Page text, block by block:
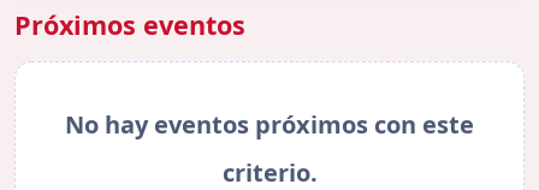
Próximos eventos
No hay eventos próximos con este
criterio.